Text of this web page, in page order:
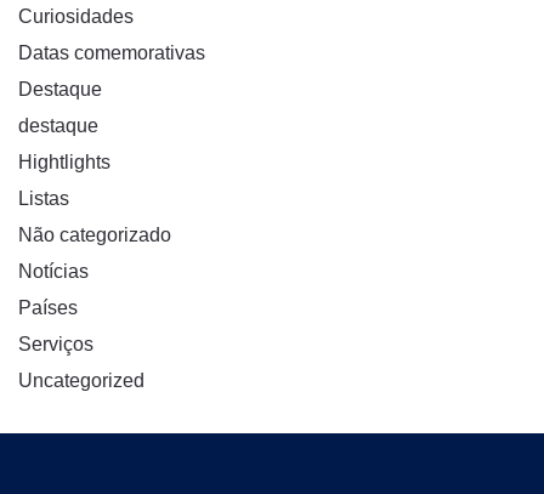
Curiosidades
Datas comemorativas
Destaque
destaque
Hightlights
Listas
Não categorizado
Notícias
Países
Serviços
Uncategorized